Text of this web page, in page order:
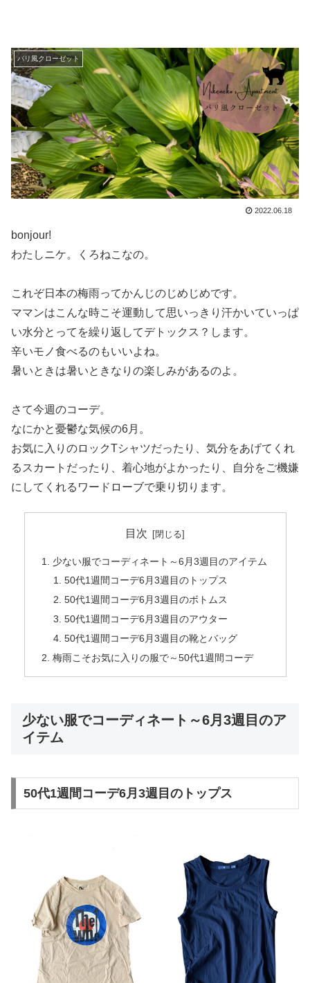
パリ風クローゼット
2022.06.18
bonjour!
わたしニケ。くろねこなの。
これぞ日本の梅雨ってかんじのじめじめです。
ママンはこんな時こそ運動して思いっきり汗かいていっぱ
い水分とってを繰り返してデトックス？します。
辛いモノ食べるのもいいよね。
暑いときは暑いときなりの楽しみがあるのよ。
さて今週のコーデ。
なにかと憂鬱な気候の6月。
お気に入りのロックTシャツだったり、気分をあげてくれ
るスカートだったり、着心地がよかったり、自分をご機嫌
にしてくれるワードローブで乗り切ります。
目次
少ない服でコーディネート～6月3週目のアイテム
50代1週間コーデ6月3週目のトップス
50代1週間コーデ6月3週目のボトムス
50代1週間コーデ6月3週目のアウター
50代1週間コーデ6月3週目の靴とバッグ
梅雨こそお気に入りの服で～50代1週間コーデ
少ない服でコーディネート～6月3週目のア
イテム
50代1週間コーデ6月3週目のトップス